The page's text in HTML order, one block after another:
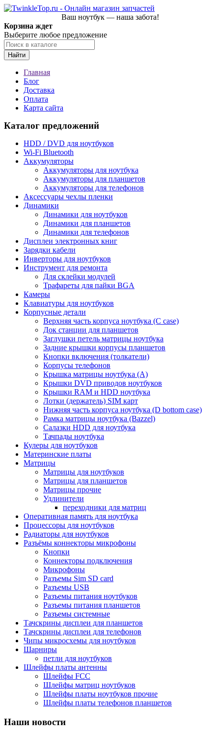
Ваш ноутбук — наша забота!
Корзина ждет
Выберите любое предложение
Найти
Главная
Блог
Доставка
Оплата
Карта сайта
Каталог предложений
HDD / DVD для ноутбуков
Wi-Fi Bluetooth
Аккумуляторы
Аккумуляторы для ноутбука
Аккумуляторы для планшетов
Аккумуляторы для телефонов
Аксессуары чехлы пленки
Динамики
Динамики для ноутбуков
Динамики для планшетов
Динамики для телефонов
Дисплеи электронных книг
Зарядки кабели
Инверторы для ноутбуков
Инструмент для ремонта
Для склейки модулей
Трафареты для пайки BGA
Камеры
Клавиатуры для ноутбуков
Корпусные детали
Верхняя часть корпуса ноутбука (С case)
Док станции для планшетов
Заглушки петель матрицы ноутбука
Задние крышки корпусы планшетов
Кнопки включения (толкатели)
Корпусы телефонов
Крышка матрицы ноутбука (A)
Крышки DVD приводов ноутбуков
Крышки RAM и HDD ноутбука
Лотки (держатель) SIM карт
Нижняя часть корпуса ноутбука (D bottom case)
Рамка матрицы ноутбука (Bazzel)
Салазки HDD для ноутбука
Тачпады ноутбука
Кулеры для ноутбуков
Материнские платы
Матрицы
Матрицы для ноутбуков
Матрицы для планшетов
Матрицы прочие
Удлинители
переходники для матриц
Оперативная память для ноутбука
Процессоры для ноутбуков
Радиаторы для ноутбуков
Разъёмы коннекторы микрофоны
Кнопки
Коннекторы подключения
Микрофоны
Разъемы Sim SD card
Разъемы USB
Разъемы питания ноутбуков
Разъемы питания планшетов
Разъемы системные
Тачскрины дисплеи для планшетов
Тачскрины дисплеи для телефонов
Чипы микросхемы для ноутбуков
Шарниры
петли для ноутбуков
Шлейфы платы антенны
Шлейфы FCC
Шлейфы матриц ноутбуков
Шлейфы платы ноутбуков прочие
Шлейфы платы телефонов планшетов
Наши новости